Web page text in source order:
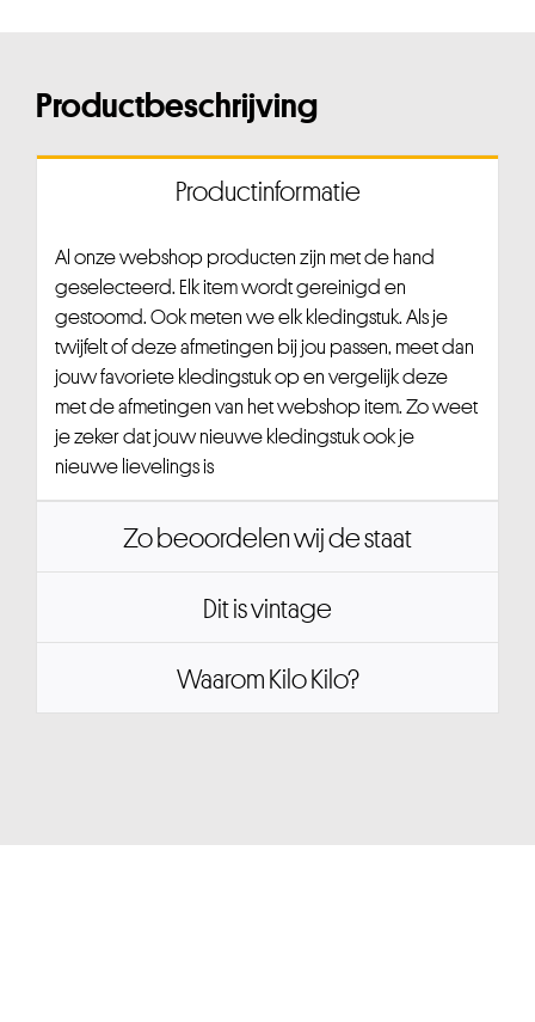
Productbeschrijving
Productinformatie
Al onze webshop producten zijn met de hand
geselecteerd. Elk item wordt gereinigd en
gestoomd. Ook meten we elk kledingstuk. Als je
twijfelt of deze afmetingen bij jou passen, meet dan
jouw favoriete kledingstuk op en vergelijk deze
met de afmetingen van het webshop item. Zo weet
je zeker dat jouw nieuwe kledingstuk ook je
nieuwe lievelings is
Zo beoordelen wij de staat
Dit is vintage
Waarom Kilo Kilo?